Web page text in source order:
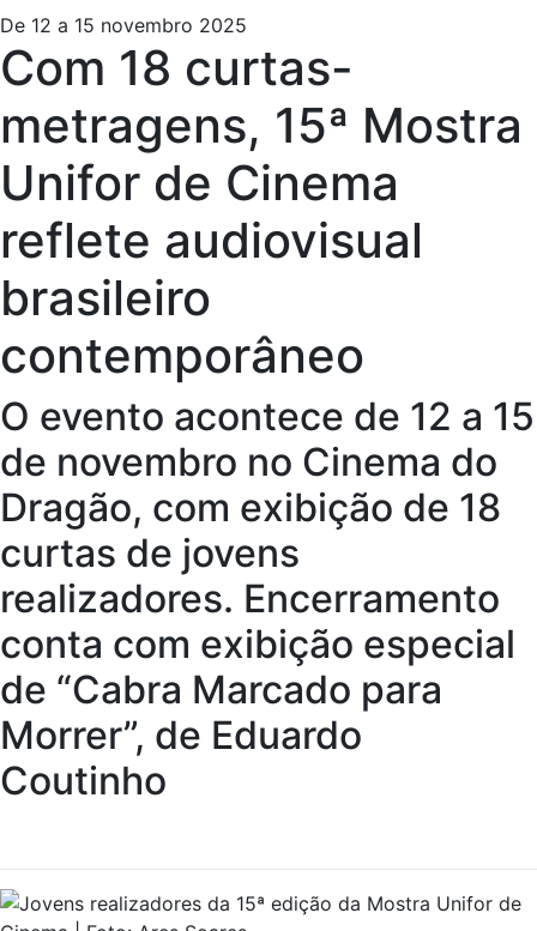
De 12 a 15 novembro 2025
Com 18 curtas-
metragens, 15ª Mostra
Unifor de Cinema
reflete audiovisual
brasileiro
contemporâneo
O evento acontece de 12 a 15
de novembro no Cinema do
Dragão, com exibição de 18
curtas de jovens
realizadores. Encerramento
conta com exibição especial
de “Cabra Marcado para
Morrer”, de Eduardo
Coutinho